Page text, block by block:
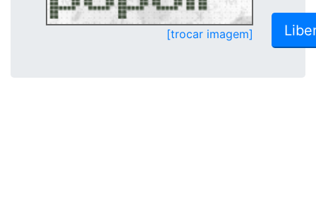
[trocar imagem]